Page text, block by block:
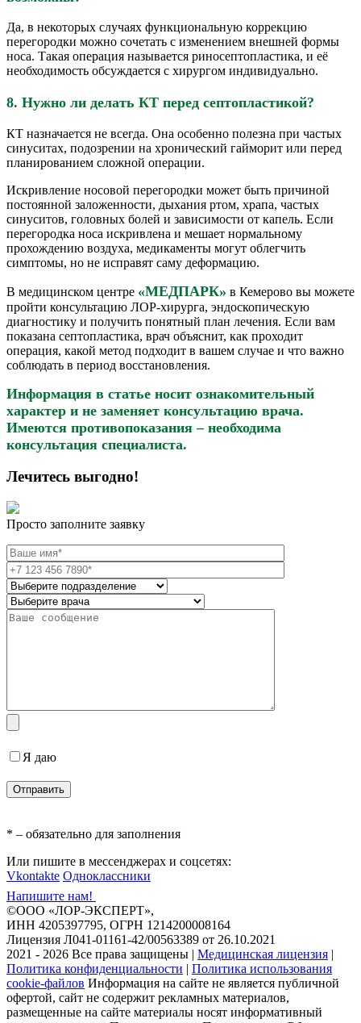
Да, в некоторых случаях функциональную коррекцию
перегородки можно сочетать с изменением внешней формы
носа. Такая операция называется риносептопластика, и её
необходимость обсуждается с хирургом индивидуально.
8. Нужно ли делать КТ перед септопластикой?
КТ назначается не всегда. Она особенно полезна при частых
синуситах, подозрении на хронический гайморит или перед
планированием сложной операции.
Искривление носовой перегородки может быть причиной
постоянной заложенности, дыхания ртом, храпа, частых
синуситов, головных болей и зависимости от капель. Если
перегородка носа искривлена и мешает нормальному
прохождению воздуха, медикаменты могут облегчить
симптомы, но не исправят саму деформацию.
В медицинском центре «МЕДПАРК» в Кемерово вы можете
пройти консультацию ЛОР-хирурга, эндоскопическую
диагностику и получить понятный план лечения. Если вам
показана септопластика, врач объяснит, как проходит
операция, какой метод подходит в вашем случае и что важно
соблюдать в период восстановления.
Информация в статье носит ознакомительный
характер и не заменяет консультацию врача.
Имеются противопоказания – необходима
консультация специалиста.
Лечитесь выгодно!
Просто заполните заявку
Я даю
* – обязательно для заполнения
Или пишите в мессенджерах и соцсетях:
Vkontakte Одноклассники
Напишите нам!
©ООО «ЛОР-ЭКСПЕРТ»,
ИНН 4205397795, ОГРН 1214200008164
Лицензия Л041-01161-42/00563389 от 26.10.2021
2021 - 2026 Все права защищены | Медицинская лицензия |
Политика конфиденциальности | Политика использования
cookie-файлов Информация на сайте не является публичной
офертой, сайт не содержит рекламных материалов,
размещенные на сайте материалы носят информативный